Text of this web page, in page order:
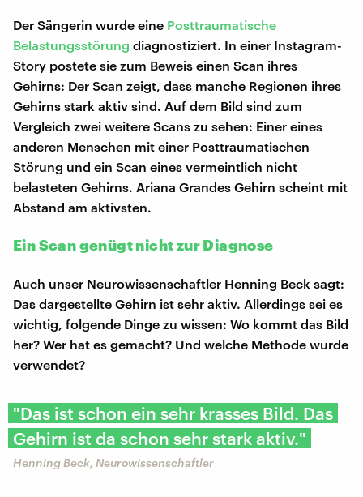
Der Sängerin wurde eine Posttraumatische
Belastungsstörung diagnostiziert. In einer Instagram-
Story postete sie zum Beweis einen Scan ihres
Gehirns: Der Scan zeigt, dass manche Regionen ihres
Gehirns stark aktiv sind. Auf dem Bild sind zum
Vergleich zwei weitere Scans zu sehen: Einer eines
anderen Menschen mit einer Posttraumatischen
Störung und ein Scan eines vermeintlich nicht
belasteten Gehirns. Ariana Grandes Gehirn scheint mit
Abstand am aktivsten.
Ein Scan genügt nicht zur Diagnose
Auch unser Neurowissenschaftler Henning Beck sagt:
Das dargestellte Gehirn ist sehr aktiv. Allerdings sei es
wichtig, folgende Dinge zu wissen: Wo kommt das Bild
her? Wer hat es gemacht? Und welche Methode wurde
verwendet?
"Das ist schon ein sehr krasses Bild. Das
Gehirn ist da schon sehr stark aktiv."
Henning Beck, Neurowissenschaftler